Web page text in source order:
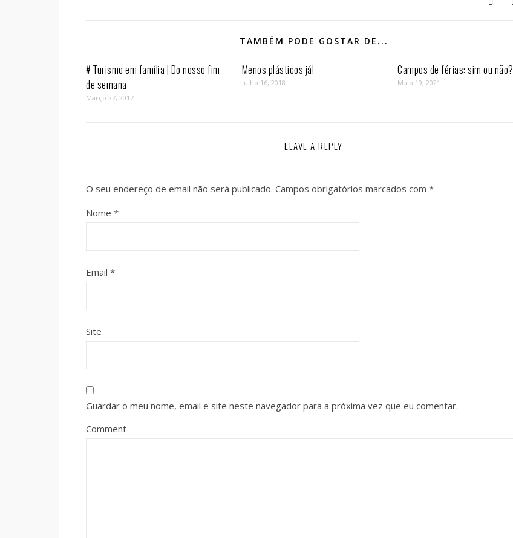
TAMBÉM PODE GOSTAR DE...
# Turismo em família | Do nosso fim
de semana
Março 27, 2017
Menos plásticos já!
Julho 16, 2018
Campos de férias: sim ou não?
Maio 19, 2021
LEAVE A REPLY
O seu endereço de email não será publicado. Campos obrigatórios marcados com *
Nome *
Email *
Site
Guardar o meu nome, email e site neste navegador para a próxima vez que eu comentar.
Comment